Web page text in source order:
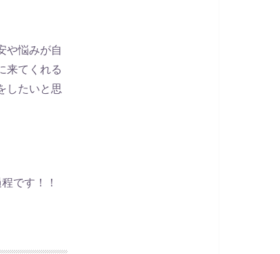
や悩みが自
来てくれる
したいと思
です！！